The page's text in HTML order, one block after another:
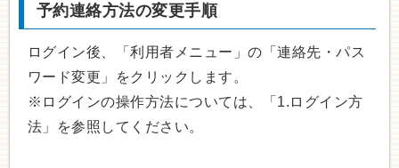
予約連絡方法の変更手順
ログイン後、「利用者メニュー」の「連絡先・パス
ワード変更」をクリックします。
※ログインの操作方法については、「1.ログイン方
法」を参照してください。